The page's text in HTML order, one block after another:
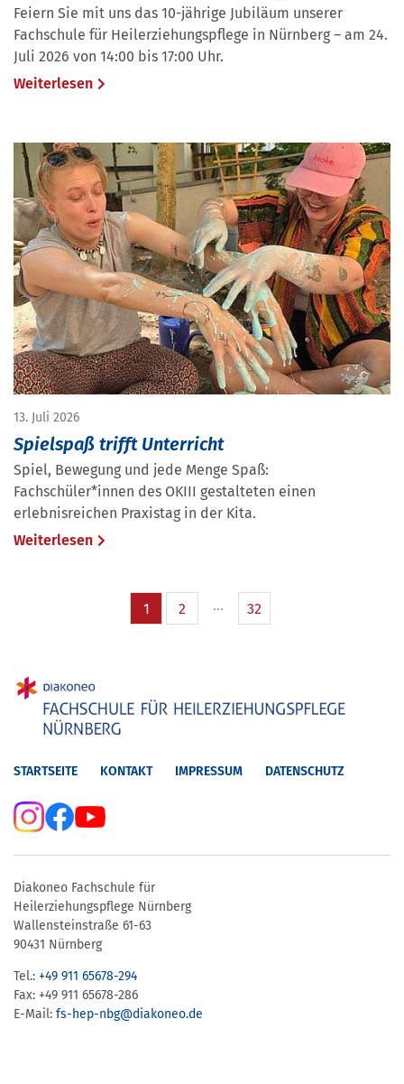
Feiern Sie mit uns das 10-jährige Jubiläum unserer
Fachschule für Heilerziehungspflege in Nürnberg – am 24.
Juli 2026 von 14:00 bis 17:00 Uhr.
Weiterlesen
13. Juli 2026
Spielspaß trifft Unterricht
Spiel, Bewegung und jede Menge Spaß:
Fachschüler*innen des OKIII gestalteten einen
erlebnisreichen Praxistag in der Kita.
Weiterlesen
1 2 32
STARTSEITE KONTAKT IMPRESSUM DATENSCHUTZ
Diakoneo Fachschule für
Heilerziehungspflege Nürnberg
Wallensteinstraße 61-63
90431 Nürnberg
Tel.: +49 911 65678-294
Fax: +49 911 65678-286
E-Mail: fs-hep-nbg​@diakoneo.de